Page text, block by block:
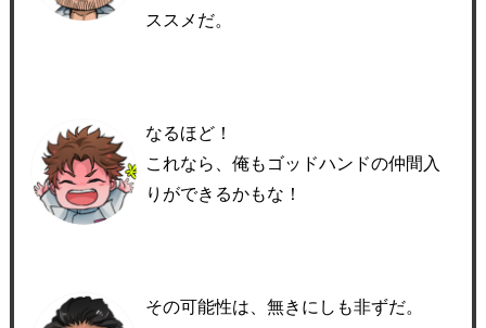
ススメだ。
なるほど！
これなら、俺もゴッドハンドの仲間入
りができるかもな！
その可能性は、無きにしも非ずだ。